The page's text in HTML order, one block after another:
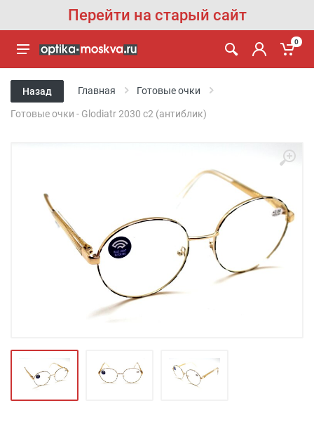
Перейти на старый сайт
0
Назад Главная Готовые очки
Готовые очки - Glodiatr 2030 c2 (антиблик)